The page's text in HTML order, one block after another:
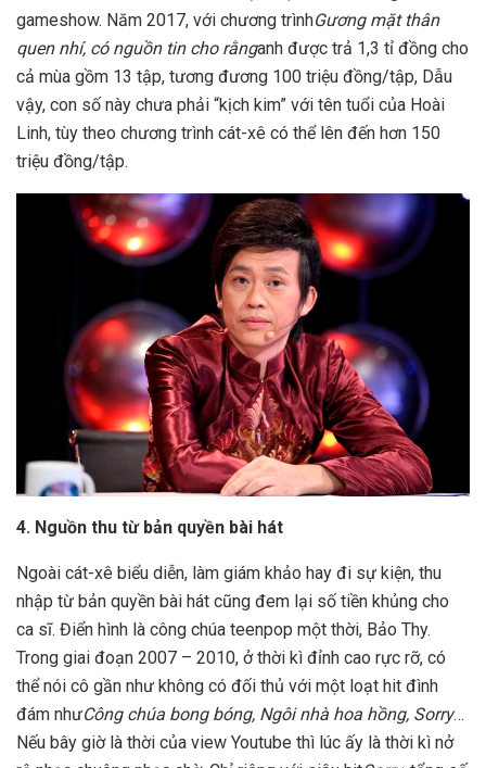
gameshow. Năm 2017, với chương trìnhGương mặt thân
quen nhí, có nguồn tin cho rằnganh được trả 1,3 tỉ đồng cho
cả mùa gồm 13 tập, tương đương 100 triệu đồng/tập, Dẫu
vậy, con số này chưa phải “kịch kim” với tên tuổi của Hoài
Linh, tùy theo chương trình cát-xê có thể lên đến hơn 150
triệu đồng/tập.
4. Nguồn thu từ bản quyền bài hát
Ngoài cát-xê biểu diễn, làm giám khảo hay đi sự kiện, thu
nhập từ bản quyền bài hát cũng đem lại số tiền khủng cho
ca sĩ. Điển hình là công chúa teenpop một thời, Bảo Thy.
Trong giai đoạn 2007 – 2010, ở thời kì đỉnh cao rực rỡ, có
thể nói cô gần như không có đối thủ với một loạt hit đình
đám nhưCông chúa bong bóng, Ngôi nhà hoa hồng, Sorry…
Nếu bây giờ là thời của view Youtube thì lúc ấy là thời kì nở